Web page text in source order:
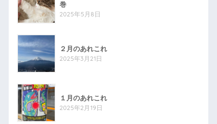
巻
2025年5月8日
２月のあれこれ
2025年3月21日
１月のあれこれ
2025年2月19日